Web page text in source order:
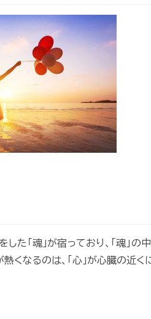
た「魂」が宿っており、「魂」の
くなるのは、「心」が心臓の近く